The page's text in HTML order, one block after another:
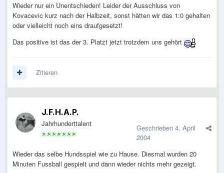
Wieder nur ein Unentschieden! Leider der Ausschluss von
Kovacevic kurz nach der Halbzeit, sonst hätten wir das 1:0 gehalten
oder vielleicht noch eins draufgesetzt!
Das positive ist das der 3. Platzt jetzt trotzdem uns gehört
Zitieren
J.F.H.A.P.
Jahrhunderttalent Geschrieben 4. April
2004
Wieder das selbe Hundsspiel wie zu Hause. Diesmal wurden 20
Minuten Fussball gespielt und dann wieder nichts mehr gezeigt.